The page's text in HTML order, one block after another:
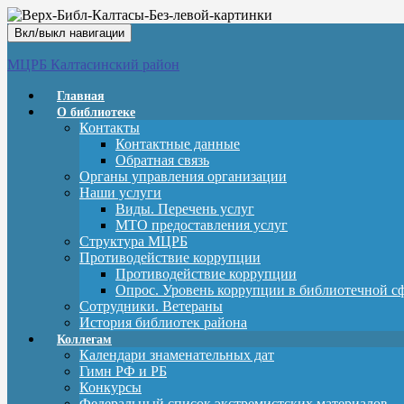
Вкл/выкл навигации
МЦРБ Калтасинский район
Главная
О библиотеке
Контакты
Контактные данные
Обратная связь
Органы управления организации
Наши услуги
Виды. Перечень услуг
МТО предоставления услуг
Структура МЦРБ
Противодействие коррупции
Противодействие коррупции
Опрос. Уровень коррупции в библиотечной
Сотрудники. Ветераны
История библиотек района
Коллегам
Календари знаменательных дат
Гимн РФ и РБ
Конкурсы